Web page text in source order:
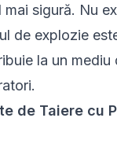
sigură. Nu
de explozie
la un mediu
de Taiere cu